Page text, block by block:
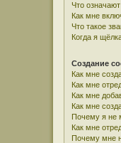
Что
Как мне
Что такое
Когда я
Создание
Как мне
Как мне
Как мне
Как мне
Почему я не
Как мне
Почему мне